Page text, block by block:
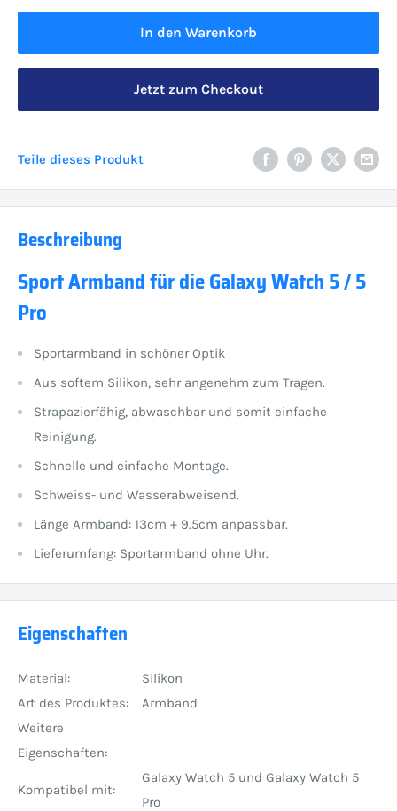
In den Warenkorb
Jetzt zum Checkout
Teile dieses Produkt
Beschreibung
Sport Armband für die Galaxy Watch 5 / 5
Pro
Sportarmband in schöner Optik
Aus softem Silikon, sehr angenehm zum Tragen.
Strapazierfähig, abwaschbar und somit einfache
Reinigung.
Schnelle und einfache Montage.
Schweiss- und Wasserabweisend.
Länge Armband: 13cm + 9.5cm anpassbar.
Lieferumfang: Sportarmband ohne Uhr.
Eigenschaften
Material:
Silikon
Art des Produktes:
Armband
Weitere
Eigenschaften:
Kompatibel mit:
Galaxy Watch 5 und Galaxy Watch 5
Pro